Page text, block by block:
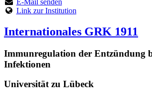
Link zur Institution
Internationales GRK 1911
Immunregulation der Entzündung
Infektionen
Universität zu Lübeck